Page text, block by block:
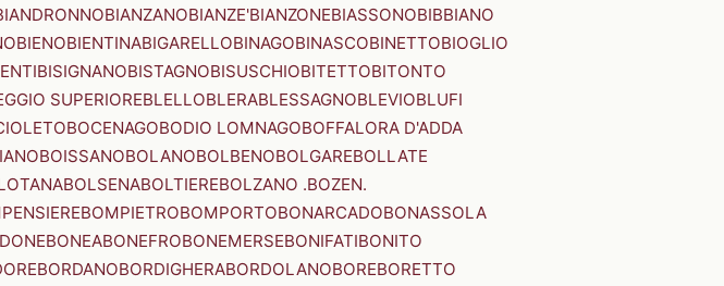
BIANZANOBIANZE'BIANZONEBIASSONOBIBBIANO
BIENOBIENTINABIGARELLOBINAGOBINASCOBINETTOBIOGLIO
BISIGNANOBISTAGNOBISUSCHIOBITETTOBITONTO
SUPERIOREBLELLOBLERABLESSAGNOBLEVIOBLUFI
BOCENAGOBODIO LOMNAGOBOFFALORA D'ADDA
BOISSANOBOLANOBOLBENOBOLGAREBOLLATE
BOLSENABOLTIEREBOLZANO .BOZEN.
BOMPIETROBOMPORTOBONARCADOBONASSOLA
BONEABONEFROBONEMERSEBONIFATIBONITO
BORDANOBORDIGHERABORDOLANOBOREBORETTO